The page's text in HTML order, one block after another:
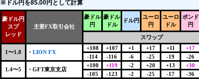
※ドル円を85.00円として計算
豪ドル円
スプ
レッド
主要FX取引会社
豪ドル
円
豪ドル
ドル
ドル円
ユーロ
円
ユーロ
ドル
ポンド
円
スワップ
1〜1.8 ・ LION FX
+108 +107 +1 +17 +11 +17
-114 -116 -6 -25 -19 -26
1.4〜5 ・GFT東京支店
+100 +119 -2 +20 +13 +30
-105 -123 -2 -25 -17 -36